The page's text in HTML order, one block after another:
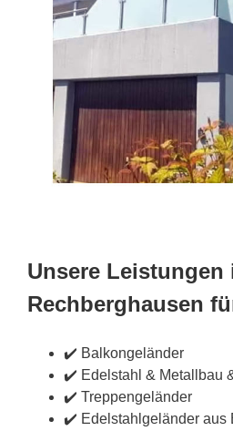
Unsere Leistungen
Rechberghausen
✔️ Balkongeländer
✔️ Edelstahl & Metallbau
✔️ Treppengeländer
✔️ Edelstahlgeländer aus